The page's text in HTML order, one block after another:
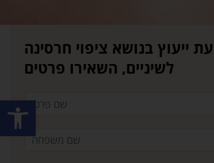
פתח
ייעוץ בנושא ציפוי חרסינה
לשיניים, השאירו פרטים